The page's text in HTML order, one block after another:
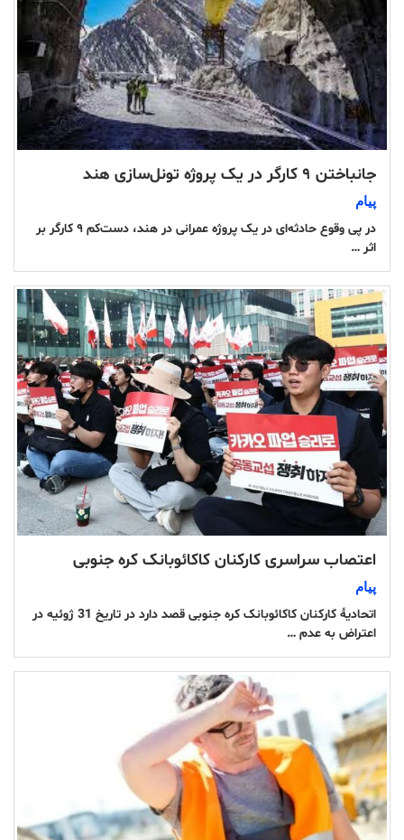
جانباختن ۹ کارگر در یک پروژه تونل‌سازی هند
پیام
در پی وقوع حادثه‌ای در یک پروژه عمرانی در هند، دست‌کم ۹ کارگر بر
اثر …
اعتصاب سراسری کارکنان کاکائوبانک کره جنوبی
پیام
اتحادیۀ کارکنان کاکائوبانک کره جنوبی قصد دارد در تاریخ 31 ژوئیه در
اعتراض به عدم …